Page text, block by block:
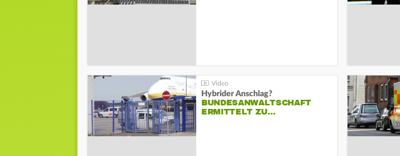
Hybrider Anschlag?
BUNDESANWALTSCHAFT
ERMITTELT ZU…